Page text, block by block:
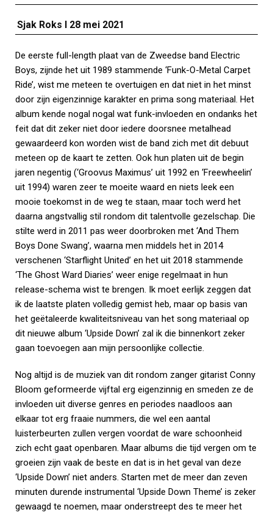
Sjak Roks I 28 mei 2021
De eerste full-length plaat van de Zweedse band Electric
Boys, zijnde het uit 1989 stammende ‘Funk-O-Metal Carpet
Ride’, wist me meteen te overtuigen en dat niet in het minst
door zijn eigenzinnige karakter en prima song materiaal. Het
album kende nogal nogal wat funk-invloeden en ondanks het
feit dat dit zeker niet door iedere doorsnee metalhead
gewaardeerd kon worden wist de band zich met dit debuut
meteen op de kaart te zetten. Ook hun platen uit de begin
jaren negentig (‘Groovus Maximus’ uit 1992 en ‘Freewheelin’
uit 1994) waren zeer te moeite waard en niets leek een
mooie toekomst in de weg te staan, maar toch werd het
daarna angstvallig stil rondom dit talentvolle gezelschap. Die
stilte werd in 2011 pas weer doorbroken met ‘And Them
Boys Done Swang’, waarna men middels het in 2014
verschenen ‘Starflight United’ en het uit 2018 stammende
‘The Ghost Ward Diaries’ weer enige regelmaat in hun
release-schema wist te brengen. Ik moet eerlijk zeggen dat
ik de laatste platen volledig gemist heb, maar op basis van
het geëtaleerde kwaliteitsniveau van het song materiaal op
dit nieuwe album ‘Upside Down’ zal ik die binnenkort zeker
gaan toevoegen aan mijn persoonlijke collectie.
Nog altijd is de muziek van dit rondom zanger gitarist Conny
Bloom geformeerde vijftal erg eigenzinnig en smeden ze de
invloeden uit diverse genres en periodes naadloos aan
elkaar tot erg fraaie nummers, die wel een aantal
luisterbeurten zullen vergen voordat de ware schoonheid
zich echt gaat openbaren. Maar albums die tijd vergen om te
groeien zijn vaak de beste en dat is in het geval van deze
‘Upside Down’ niet anders. Starten met de meer dan zeven
minuten durende instrumental ‘Upside Down Theme’ is zeker
gewaagd te noemen, maar onderstreept des te meer het